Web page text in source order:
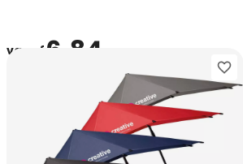
vanaf 6,84